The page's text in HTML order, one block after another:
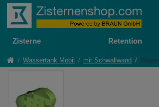
Zisterne Retention
Wassertank Mobil mit Schwallwand